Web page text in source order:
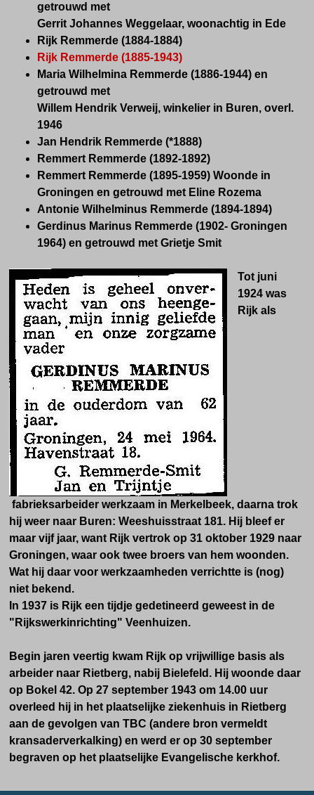
getrouwd met
Gerrit Johannes Weggelaar, woonachtig in Ede
Rijk Remmerde (1884-1884)
Rijk Remmerde (1885-1943)
Maria Wilhelmina Remmerde (1886-1944) en
getrouwd met
Willem Hendrik Verweij, winkelier in Buren, overl.
1946
Jan Hendrik Remmerde (*1888)
Remmert Remmerde (1892-1892)
Remmert Remmerde (1895-1959) Woonde in
Groningen en getrouwd met Eline Rozema
Antonie Wilhelminus Remmerde (1894-1894)
Gerdinus Marinus Remmerde (1902- Groningen
1964) en getrouwd met Grietje Smit
Tot juni
1924 was
Rijk als
fabrieksarbeider werkzaam in Merkelbeek, daarna trok
hij weer naar Buren: Weeshuisstraat 181. Hij bleef er
maar vijf jaar, want Rijk vertrok op 31 oktober 1929 naar
Groningen, waar ook twee broers van hem woonden.
Wat hij daar voor werkzaamheden verrichtte is (nog)
niet bekend.
In 1937 is Rijk een tijdje gedetineerd geweest in de
"Rijkswerkinrichting" Veenhuizen.
Begin jaren veertig kwam Rijk op vrijwillige basis als
arbeider naar Rietberg, nabij Bielefeld. Hij woonde daar
op Bokel 42. Op 27 september 1943 om 14.00 uur
overleed hij in het plaatselijke ziekenhuis in Rietberg
aan de gevolgen van TBC (andere bron vermeldt
kransaderverkalking) en werd er op 30 september
begraven op het plaatselijke Evangelische kerkhof.